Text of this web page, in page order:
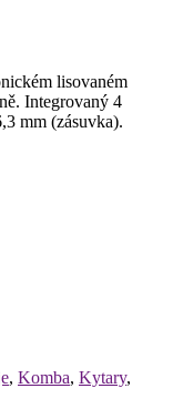
lisovaném
Integrovaný 4
mm (zásuvka).
, Komba, Kytary,